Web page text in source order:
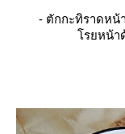
- ตักกะทิราดหน้
รยหน้า